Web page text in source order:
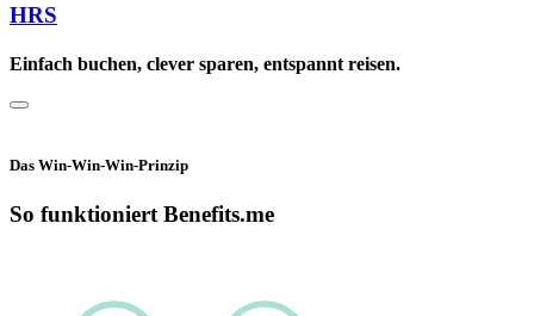
HRS
Einfach buchen, clever sparen, entspannt reisen.
Das Win-Win-Win-Prinzip
So funktioniert Benefits.me